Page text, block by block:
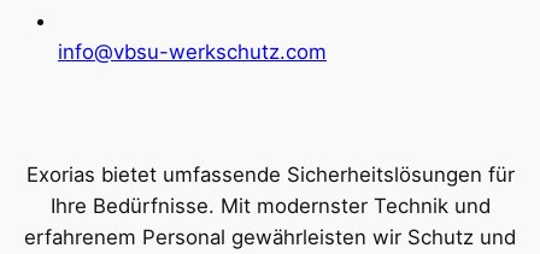
info@vbsu-werkschutz.com
Exorias bietet umfassende Sicherheitslösungen für
Ihre Bedürfnisse. Mit modernster Technik und
erfahrenem Personal gewährleisten wir Schutz und